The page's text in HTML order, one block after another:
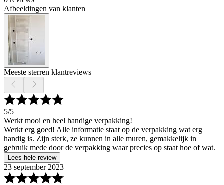
Afbeeldingen van klanten
Meeste sterren klantreviews
5/5
Werkt mooi en heel handige verpakking!
Werkt erg goed! Alle informatie staat op de verpakking wat erg
handig is. Zijn sterk, ze kunnen in alle muren, gemakkelijk in
gebruik mede door de verpakking waar precies op staat hoe of wat.
Lees hele review
23 september 2023